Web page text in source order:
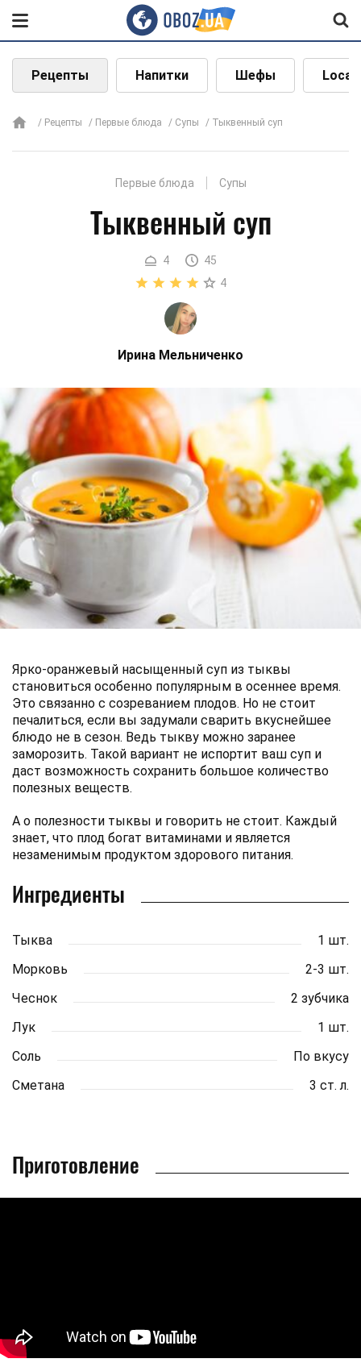
Рецепты Напитки Шефы Local
Рецепты Первые блюда Супы Тыквенный суп
Первые блюда Супы
Тыквенный суп
4
45
4
Ирина Мельниченко
Ярко-оранжевый насыщенный суп из тыквы
становиться особенно популярным в осеннее время.
Это связанно с созреванием плодов. Но не стоит
печалиться, если вы задумали сварить вкуснейшее
блюдо не в сезон. Ведь тыкву можно заранее
заморозить. Такой вариант не испортит ваш суп и
даст возможность сохранить большое количество
полезных веществ.
А о полезности тыквы и говорить не стоит. Каждый
знает, что плод богат витаминами и является
незаменимым продуктом здорового питания.
Ингредиенты
Тыква
1 шт.
Морковь
2-3 шт.
Чеснок
2 зубчика
Лук
1 шт.
Соль
По вкусу
Сметана
3 ст. л.
Приготовление